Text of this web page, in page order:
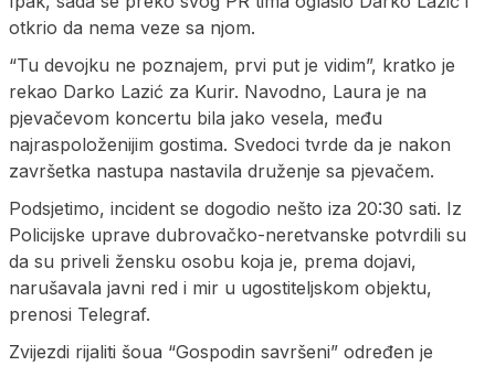
otkrio da nema veze sa njom.
“Tu devojku ne poznajem, prvi put je vidim”, kratko je
rekao Darko Lazić za Kurir. Navodno, Laura je na
pjevačevom koncertu bila jako vesela, među
najraspoloženijim gostima. Svedoci tvrde da je nakon
završetka nastupa nastavila druženje sa pjevačem.
Podsjetimo, incident se dogodio nešto iza 20:30 sati. Iz
Policijske uprave dubrovačko-neretvanske potvrdili su
da su priveli žensku osobu koja je, prema dojavi,
narušavala javni red i mir u ugostiteljskom objektu,
prenosi Telegraf.
Zvijezdi rijaliti šoua “Gospodin savršeni” određen je